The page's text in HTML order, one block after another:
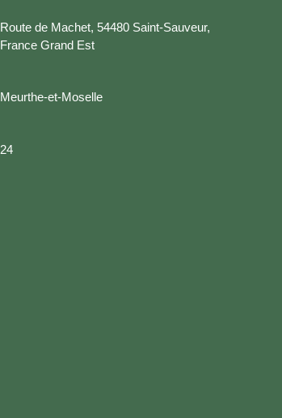
Route de Machet, 54480 Saint-Sauveur,
France Grand Est
Meurthe-et-Moselle
24